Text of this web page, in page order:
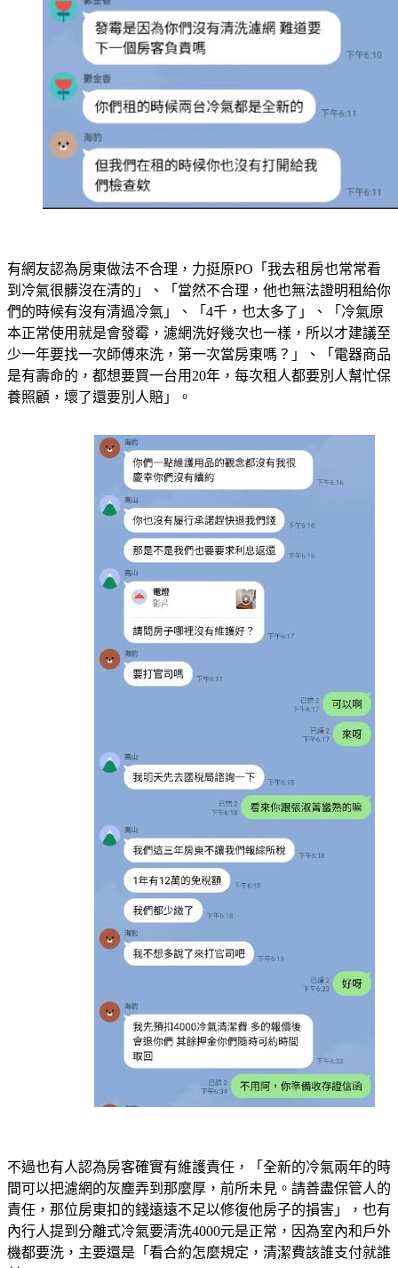
有網友認為房東做法不合理，力挺原PO「我去租房也常常看
到冷氣很髒沒在清的」、「當然不合理，他也無法證明租給你
們的時候有沒有清過冷氣」、「4千，也太多了」、「冷氣原
本正常使用就是會發霉，濾網洗好幾次也一樣，所以才建議至
少一年要找一次師傅來洗，第一次當房東嗎？」、「電器商品
是有壽命的，都想要買一台用20年，每次租人都要別人幫忙保
養照顧，壞了還要別人賠」。
不過也有人認為房客確實有維護責任，「全新的冷氣兩年的時
間可以把濾網的灰塵弄到那麼厚，前所未見。請善盡保管人的
責任，那位房東扣的錢遠遠不足以修復他房子的損害」，也有
內行人提到分離式冷氣要清洗4000元是正常，因為室內和戶外
機都要洗，主要還是「看合約怎麼規定，清潔費該誰支付就誰